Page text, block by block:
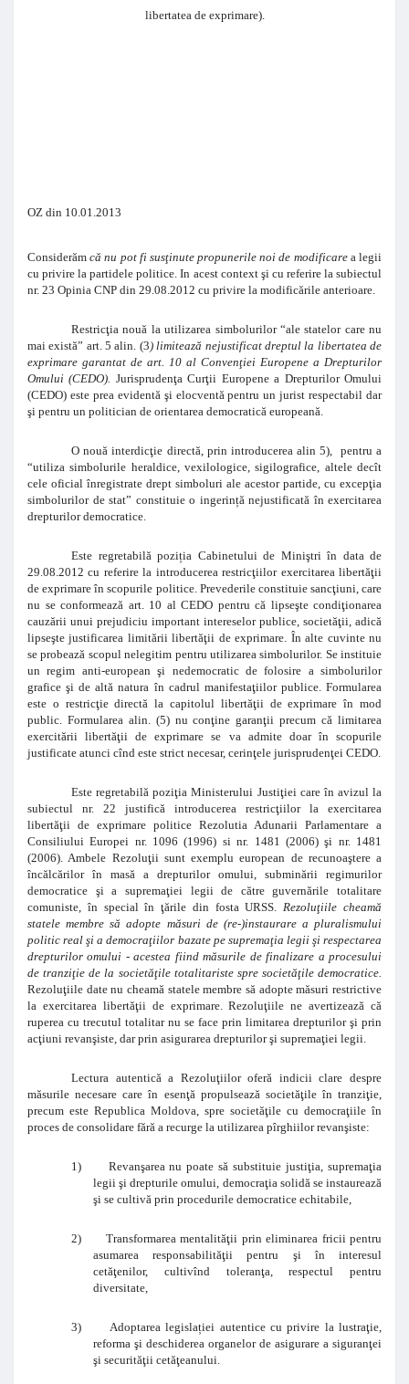
libertatea de exprimare).
OZ din 10.01.2013
Considerămcă nu pot fi susţinute propunerile noi de modificarea legii
cu privire la partidele politice. In acest context şi cu referire la subiectul
nr. 23 Opinia CNP din 29.08.2012 cu privire la modificările anterioare.
Restricţia nouă la utilizarea simbolurilor “ale statelor care nu
mai există” art. 5 alin. (3) limitează nejustificat dreptul la libertatea de
exprimare garantat de art. 10 al Convenţiei Europene a Drepturilor
Omului (CEDO). Jurisprudenţa Curţii Europene a Drepturilor Omului
(CEDO) este prea evidentă şi elocventă pentru un jurist respectabil dar
şi pentru un politician de orientarea democratică europeană.
O nouă interdicţie directă, prin introducerea alin 5), pentru a
“utiliza simbolurile heraldice, vexilologice, sigilografice, altele decît
cele oficial înregistrate drept simboluri ale acestor partide, cu excepţia
simbolurilor de stat” constituie o ingerință nejustificată în exercitarea
drepturilor democratice.
Este regretabilă poziția Cabinetului de Miniştri în data de
29.08.2012 cu referire la introducerea restricţiilor exercitarea libertăţii
de exprimare în scopurile politice. Prevederile constituie sancţiuni, care
nu se conformează art. 10 al CEDO pentru că lipseşte condiţionarea
cauzării unui prejudiciu important intereselor publice, societăţii, adică
lipseşte justificarea limitării libertăţii de exprimare. În alte cuvinte nu
se probează scopul nelegitim pentru utilizarea simbolurilor. Se instituie
un regim anti-european şi nedemocratic de folosire a simbolurilor
grafice şi de altă natura în cadrul manifestaţiilor publice. Formularea
este o restricţie directă la capitolul libertăţii de exprimare în mod
public. Formularea alin. (5) nu conţine garanţii precum că limitarea
exercitării libertăţii de exprimare se va admite doar în scopurile
justificate atunci cînd este strict necesar, cerinţele jurisprudenţei CEDO.
Este regretabilă poziţia Ministerului Justiţiei care în avizul la
subiectul nr. 22 justifică introducerea restricţiilor la exercitarea
libertăţii de exprimare politice Rezolutia Adunarii Parlamentare a
Consiliului Europei nr. 1096 (1996) si nr. 1481 (2006) şi nr. 1481
(2006). Ambele Rezoluţii sunt exemplu european de recunoaştere a
încălcărilor în masă a drepturilor omului, subminării regimurilor
democratice şi a supremaţiei legii de către guvernările totalitare
comuniste, în special în ţările din fosta URSS.Rezoluţiile cheamă
statele membre să adopte măsuri de (re-)instaurare a pluralismului
politic real şi a democraţiilor bazate pe supremaţia legii şi respectarea
drepturilor omului - acestea fiind măsurile de finalizare a procesului
de tranziţie de la societăţile totalitariste spre societăţile democratice.
Rezoluţiile date nu cheamă statele membre să adopte măsuri restrictive
la exercitarea libertăţii de exprimare. Rezoluţiile ne avertizează că
ruperea cu trecutul totalitar nu se face prin limitarea drepturilor şi prin
acţiuni revanşiste, dar prin asigurarea drepturilor şi supremaţiei legii.
Lectura autentică a Rezoluţiilor oferă indicii clare despre
măsurile necesare care în esenţă propulsează societăţile în tranziţie,
precum este Republica Moldova, spre societăţile cu democraţiile în
proces de consolidare fără a recurge la utilizarea pîrghiilor revanşiste:
1)
Revanşarea nu poate să substituie justiţia, supremaţia
legii şi drepturile omului, democraţia solidă se instaurează
şi se cultivă prin procedurile democratice echitabile,
2)
Transformarea mentalităţii prin eliminarea fricii pentru
asumarea responsabilităţii pentru şi în interesul
cetăţenilor, cultivînd toleranţa, respectul pentru
diversitate,
3)
Adoptarea legislației autentice cu privire la lustraţie,
reforma şi deschiderea organelor de asigurare a siguranţei
şi securităţii cetăţeanului.